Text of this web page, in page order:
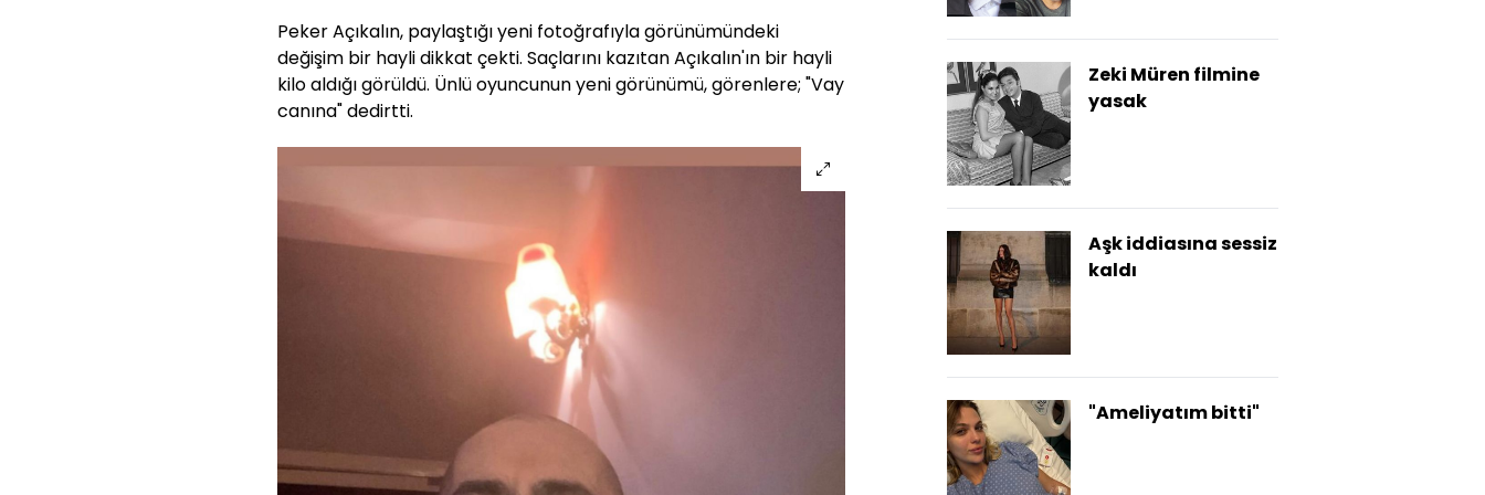
Peker Açıkalın, paylaştığı yeni fotoğrafıyla görünümündeki
değişim bir hayli dikkat çekti. Saçlarını kazıtan Açıkalın'ın bir hayli
kilo aldığı görüldü. Ünlü oyuncunun yeni görünümü, görenlere; "Vay
canına" dedirtti.
Zeki Müren filmine
yasak
Aşk iddiasına sessiz
kaldı
"Ameliyatım bitti"